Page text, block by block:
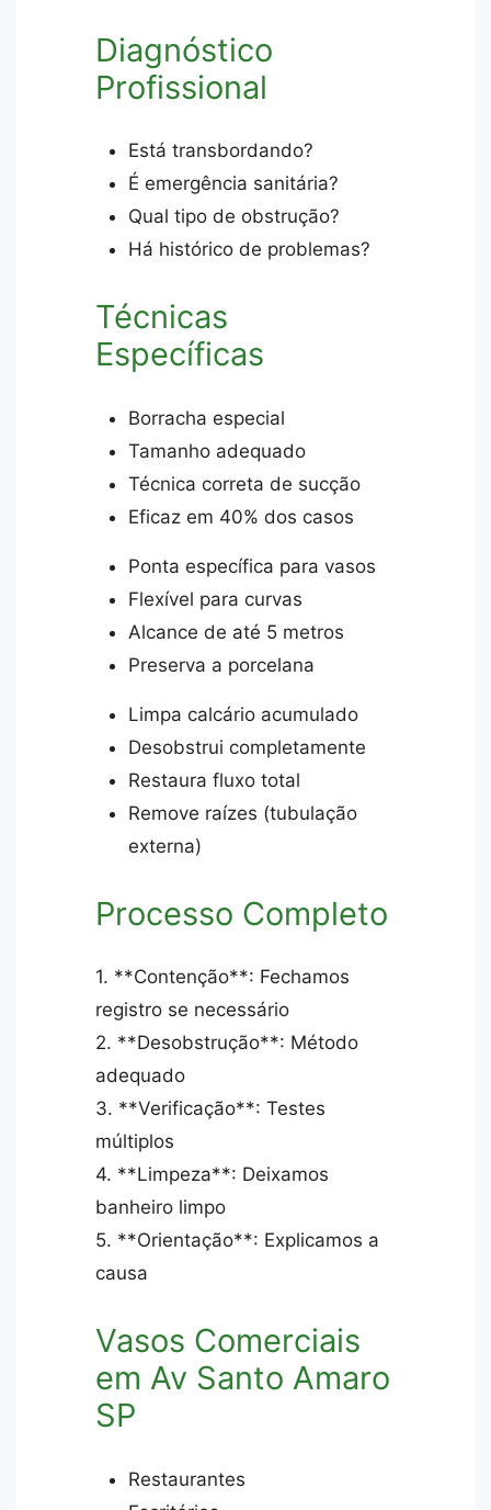
Diagnóstico
Profissional
Está transbordando?
É emergência sanitária?
Qual tipo de obstrução?
Há histórico de problemas?
Técnicas
Específicas
Borracha especial
Tamanho adequado
Técnica correta de sucção
Eficaz em 40% dos casos
Ponta específica para vasos
Flexível para curvas
Alcance de até 5 metros
Preserva a porcelana
Limpa calcário acumulado
Desobstrui completamente
Restaura fluxo total
Remove raízes (tubulação
externa)
Processo Completo
1. **Contenção**: Fechamos
registro se necessário
2. **Desobstrução**: Método
adequado
3. **Verificação**: Testes
múltiplos
4. **Limpeza**: Deixamos
banheiro limpo
5. **Orientação**: Explicamos a
causa
Vasos Comerciais
em Av Santo Amaro
SP
Restaurantes